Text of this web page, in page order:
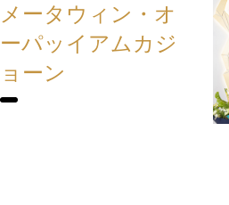
メータウィン・オ
ーパッイアムカジ
ョーン